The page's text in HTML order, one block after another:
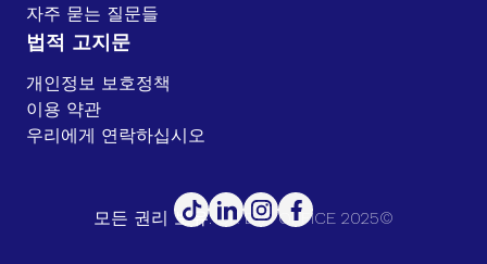
자주 묻는 질문들
법적 고지문
개인정보 보호정책
이용 약관
우리에게 연락하십시오
모든 권리 보유. UK ETA OFFICE 2025©